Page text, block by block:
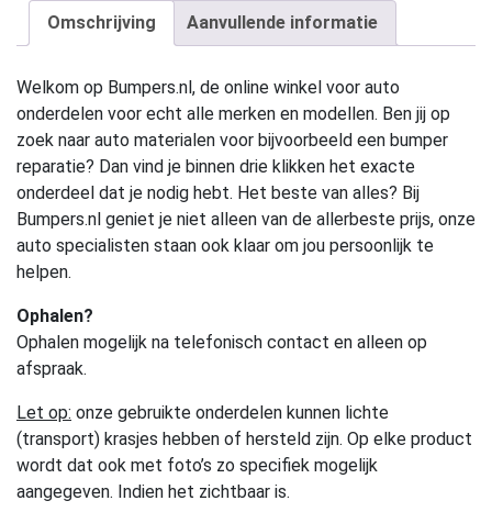
Omschrijving Aanvullende informatie
Welkom op Bumpers.nl, de online winkel voor auto
onderdelen voor echt alle merken en modellen. Ben jij op
zoek naar auto materialen voor bijvoorbeeld een bumper
reparatie? Dan vind je binnen drie klikken het exacte
onderdeel dat je nodig hebt. Het beste van alles? Bij
Bumpers.nl geniet je niet alleen van de allerbeste prijs, onze
auto specialisten staan ook klaar om jou persoonlijk te
helpen.
Ophalen?
Ophalen mogelijk na telefonisch contact en alleen op
afspraak.
Let op: onze gebruikte onderdelen kunnen lichte
(transport) krasjes hebben of hersteld zijn. Op elke product
wordt dat ook met foto’s zo specifiek mogelijk
aangegeven. Indien het zichtbaar is.